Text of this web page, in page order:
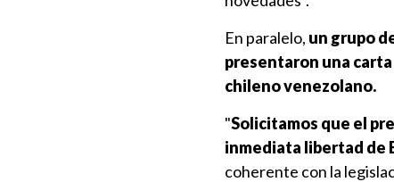
En paralelo, un grupo
presentaron una
chileno venezolano.
"Solicitamos que el
inmediata libertad de
coherente con la